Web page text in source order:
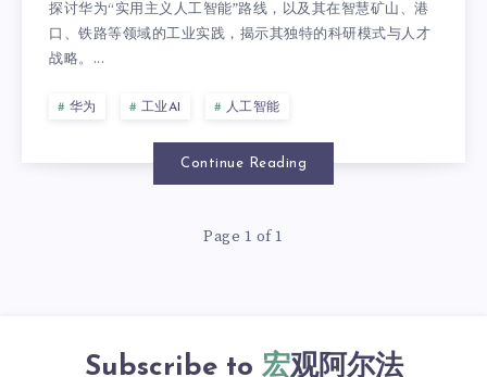
探讨华为“实用主义人工智能”路线，以及其在智慧矿山、港
口、铁路等领域的工业实践，揭示其独特的科研模式与人才
战略。...
华为 工业AI 人工智能
Continue Reading
Page 1 of 1
Subscribe to 宏观阿尔法